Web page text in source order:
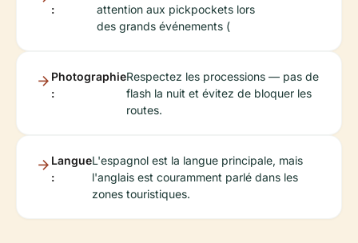
:
attention aux pickpockets lors
des grands événements (
Photographie
:
Respectez les processions — pas de
flash la nuit et évitez de bloquer les
routes.
Langue
:
L'espagnol est la langue principale, mais
l'anglais est couramment parlé dans les
zones touristiques.